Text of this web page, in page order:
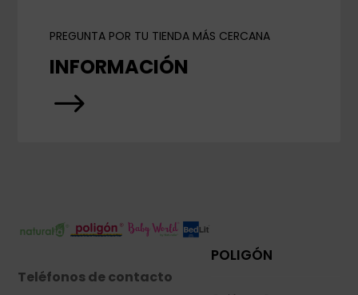
PREGUNTA POR TU TIENDA MÁS CERCANA
INFORMACIÓN
$
Teléfonos de contacto
POLIGÓN